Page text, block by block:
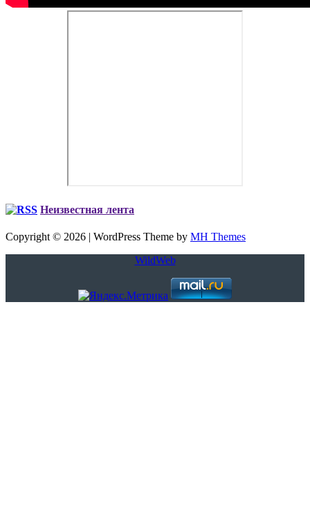
Неизвестная лента
Copyright © 2026 | WordPress Theme by MH Themes
WildWeb